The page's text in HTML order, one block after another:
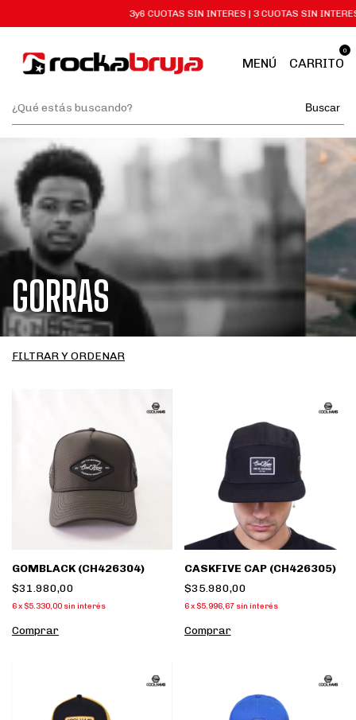
3y6 CUOTAS SIN INTERES | 3 CUOTAS SIN INTERES
MENÚ CARRITO
0
Buscar
GORRAS
FILTRAR Y ORDENAR
GOMBLACK (CH426304)
$31.980,00
6x $5.330,00 sin interés
Comprar
CASKFIVE CAP (CH426305)
$35.980,00
6 x $5.996,67 sin interés
Comprar